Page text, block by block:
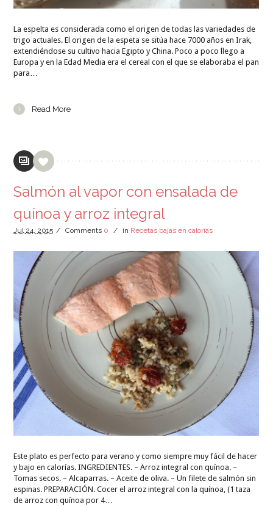
La espelta es considerada como el origen de todas las variedades de
trigo actuales. El origen de la espeta se sitúa hace 7000 años en Irak,
extendiéndose su cultivo hacia Egipto y China. Poco a poco llego a
Europa y en la Edad Media era el cereal con el que se elaboraba el pan
para…
Read More
Salmón al vapor con ensalada de
quínoa y arroz integral
Jul 24, 2015 / Comments 0 / in Recetas bajas en calorías
Este plato es perfecto para verano y como siempre muy fácil de hacer
y bajo en calorías. INGREDIENTES. – Arroz integral con quínoa. –
Tomas secos. – Alcaparras. – Aceite de oliva. – Un filete de salmón sin
espinas. PREPARACIÓN. Cocer el arroz integral con la quínoa, (1 taza
de arroz con quínoa por 4…